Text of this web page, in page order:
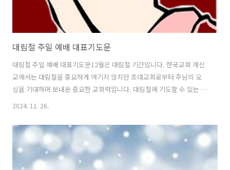
대림절 주일 예배 대표기도문
대림절 주일 예배 대표기도문12월은 대림절 기간입니다. 한국교회 개신
교에서는 대림절을 중요하게 여기지 않지만 초대교회로부터 주님의 오
심을 기대하며 보내온 중요한 교회력입니다. 대림절에 기도할 수 있는 기
도제목과 함께 주일 예배 대표기도문에 넣으면 좋은 기도문을 적어 공유
하신 하나님 아버지,대림절 첫 주일을 맞아 저희가 주님 앞에 나아갑니
다. 어둠 가운데 있던 세상에 빛으로 오신 예수 그리스도를 기다리는 이
기간 동안, 우리의 마음과 삶이 주님을 향하도록 인도하여 주옵소서. "이
는 한 아기가 우리에게 났고 한 아들을 우리에게 주신 바 되었는데"(이사
2024. 11. 26.